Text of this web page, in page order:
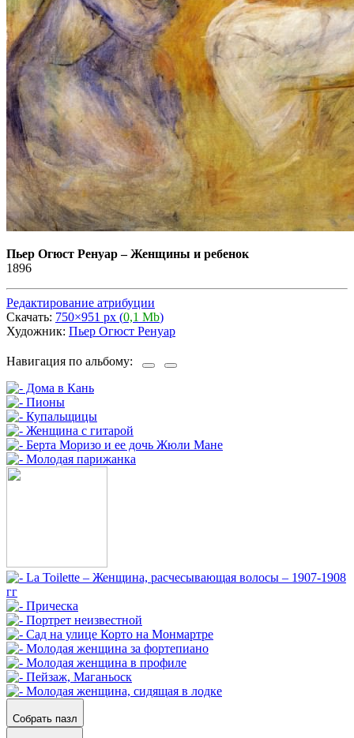
Пьер Огюст Ренуар–Женщины и ребенок
1896
Редактирование атрибуции
Скачать: 750×951 px (0,1 Mb)
Художник: Пьер Огюст Ренуар
Навигация по альбому:
Собрать пазл